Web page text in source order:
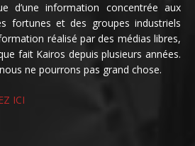
d’une information concentrée aux
fortunes et des groupes industriels
réalisé par des médias libres,
fait Kairos depuis plusieurs années.
ne pourrons pas grand chose.
ICI